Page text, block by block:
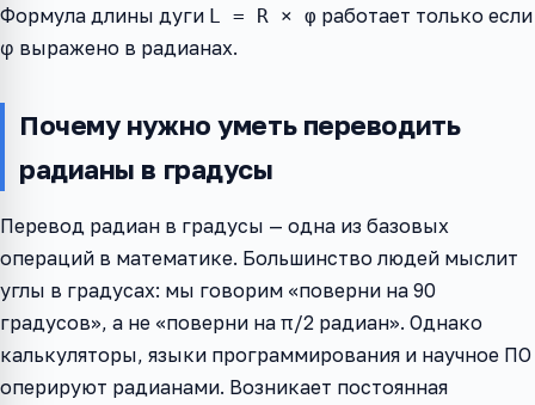
Формула длины дуги L = R × φ работает только если
φ выражено в радианах.
Почему нужно уметь переводить
радианы в градусы
Перевод радиан в градусы — одна из базовых
операций в математике. Большинство людей мыслит
углы в градусах: мы говорим «поверни на 90
градусов», а не «поверни на π/2 радиан». Однако
калькуляторы, языки программирования и научное ПО
оперируют радианами. Возникает постоянная